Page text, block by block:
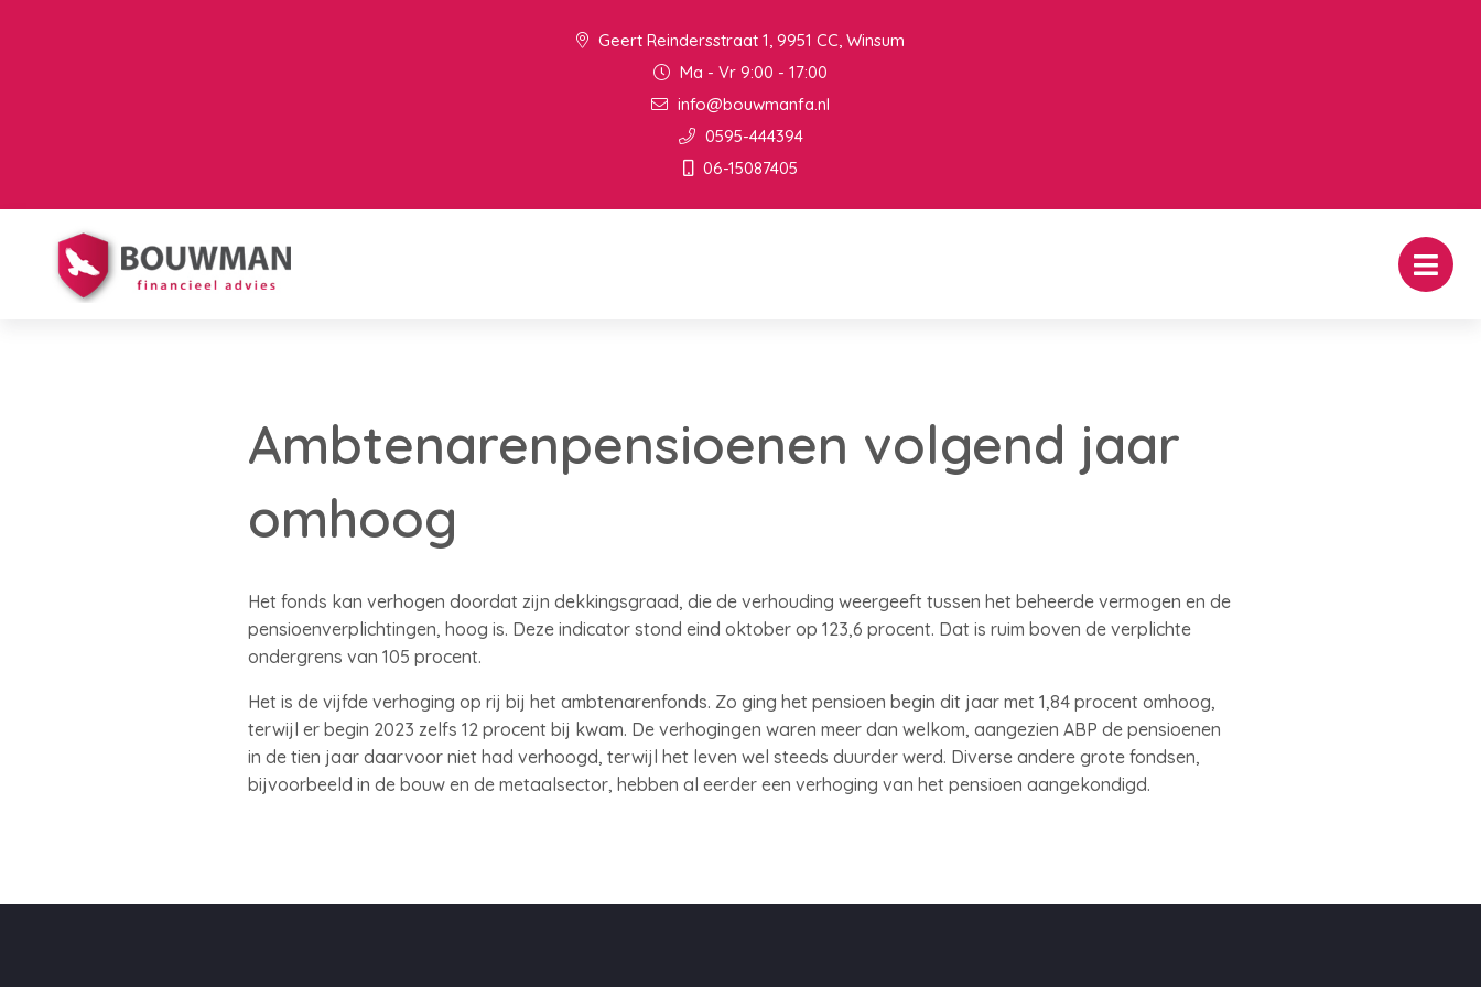
Geert Reindersstraat 1, 9951 CC, Winsum
Ma - Vr 9:00 - 17:00
info@bouwmanfa.nl
0595-444394
06-15087405
Ambtenarenpensioenen volgend jaar
omhoog
Het fonds kan verhogen doordat zijn dekkingsgraad, die de verhouding weergeeft tussen het beheerde vermogen en de
pensioenverplichtingen, hoog is. Deze indicator stond eind oktober op 123,6 procent. Dat is ruim boven de verplichte
ondergrens van 105 procent.
Het is de vijfde verhoging op rij bij het ambtenarenfonds. Zo ging het pensioen begin dit jaar met 1,84 procent omhoog,
terwijl er begin 2023 zelfs 12 procent bij kwam. De verhogingen waren meer dan welkom, aangezien ABP de pensioenen
in de tien jaar daarvoor niet had verhoogd, terwijl het leven wel steeds duurder werd. Diverse andere grote fondsen,
bijvoorbeeld in de bouw en de metaalsector, hebben al eerder een verhoging van het pensioen aangekondigd.